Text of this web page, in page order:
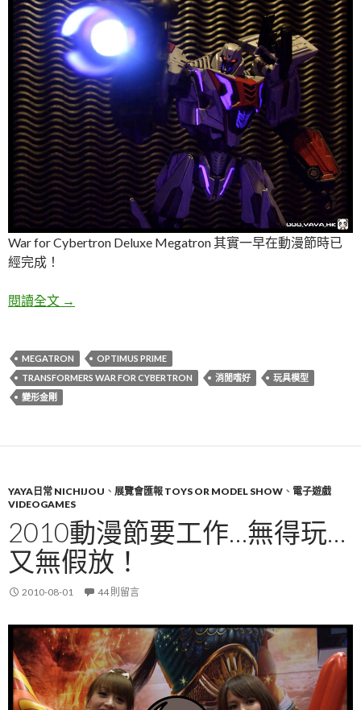
War for Cybertron Deluxe Megatron 其實一早在動漫節時已
經完成！
閱讀全文 老變TF WFC Megatron 螢光加閃光戰記！
→
MEGATRON
OPTIMUS PRIME
TRANSFORMERS WAR FOR CYBERTRON
消閒嗜好
玩具模型
變形金剛
YAYA日常 NICHIJOU 、 展覽會匯報 TOYS OR MODEL SHOW 、 電子遊戲
VIDEOGAMES
2010動漫節要工作…無得玩…
又無假放！
2010-08-01 44 則留言